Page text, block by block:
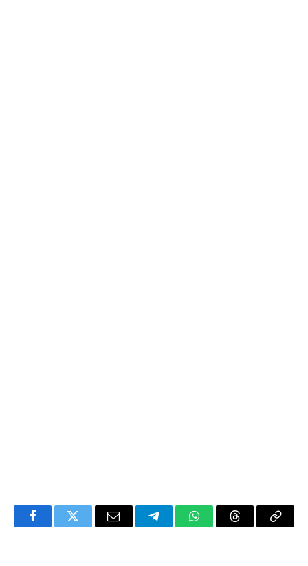
FacebookTwitter Email TelegramWhatsAppThreadsCopy